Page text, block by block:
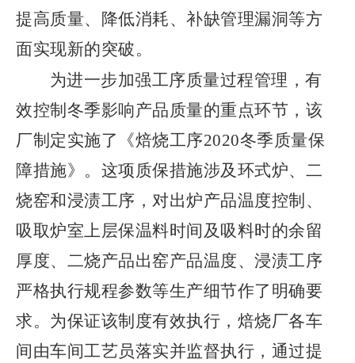
提高质量、降低消耗、补缺管理漏洞等方
面实现新的突破。
为进一步加强工序质量过程管理，有
效控制冬季影响产品质量的重点环节，该
厂制定实施了《焙烧工序2020冬季质量保
障措施》。这项质保措施涉及环式炉、二
烧窑和浸渍工序，对出炉产品温度控制、
吸取炉室上层保温料时间及吸料时的余留
厚度、二烧产品出窑产品温度、浸渍工序
严格执行规程参数等生产细节作了明确要
求。为保证该制度有效执行，焙烧厂各车
间由车间工艺员落实并监督执行，通过提